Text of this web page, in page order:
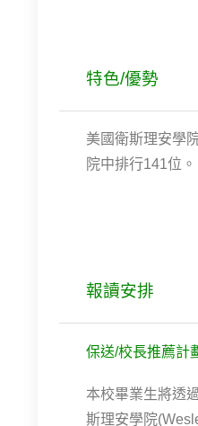
特色/優勢
美國衛斯理安學
院中排行141位。
報讀安排
保送/校長推薦計
本校畢業生將透
斯理安學院